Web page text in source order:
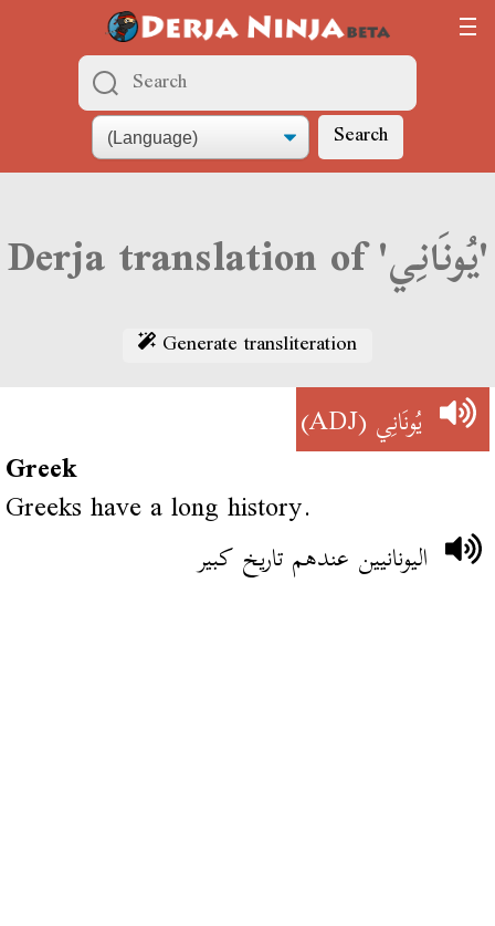
Search
Derja translation of 'يُونَانِي'
Generate transliteration
يُونَانِي(ADJ)
Greek
Greeks have a long history.
اليونانيين عندهم تاريخ كبير